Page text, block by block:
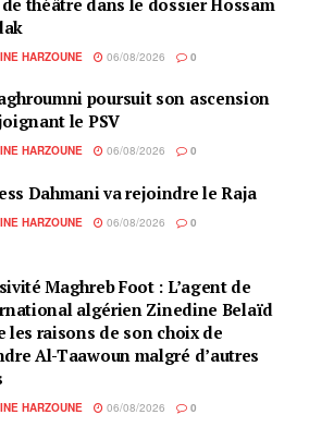
HARZOUNE 06/08/2026 0
poursuit son ascension
le PSV
HARZOUNE 06/08/2026 0
Dahmani va rejoindre le Raja
HARZOUNE 06/08/2026 0
Maghreb Foot : L’agent de
algérien Zinedine Belaïd
les raisons de son choix de
Al-Taawoun malgré d’autres
HARZOUNE 06/08/2026 0